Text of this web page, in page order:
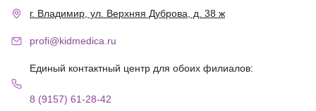
г. Владимир, ул. Верхняя Дуброва, д. 38 ж
profi@kidmedica.ru
Единый контактный центр для обоих филиалов:
8 (9157) 61-28-42